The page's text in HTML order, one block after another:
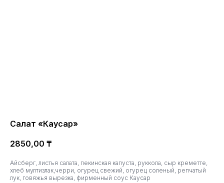
Салат «Каусар»
2850,00 ₸
Айсберг, листья салата, пекинская капуста, руккола, сыр креметте,
хлеб мултизлак,черри, огурец свежий, огурец соленый, репчатый
лук, говяжья вырезка, фирменный соус Каусар